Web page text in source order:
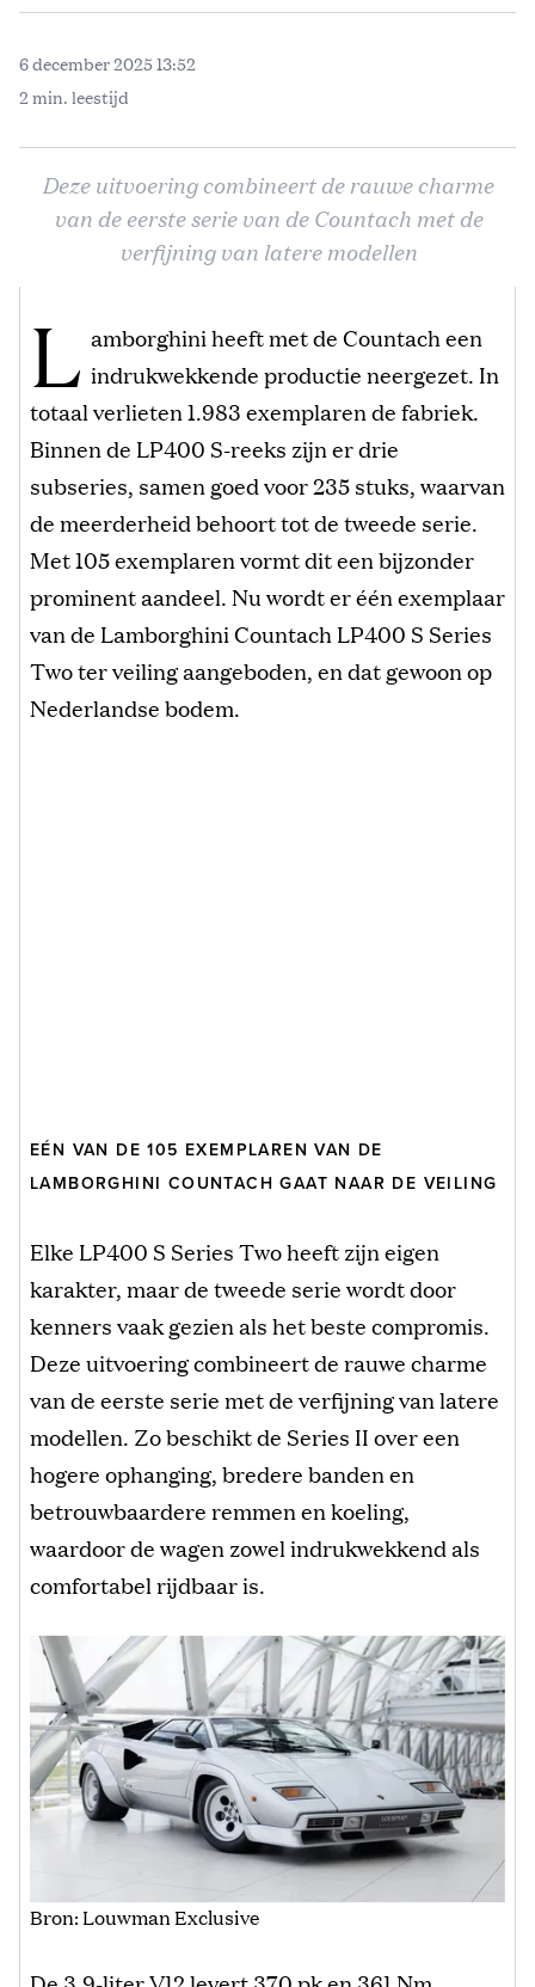
6 december 2025 13:52
2 min. leestijd
Deze uitvoering combineert de rauwe charme
van de eerste serie van de Countach met de
verfijning van latere modellen
L amborghini heeft met de Countach een
indrukwekkende productie neergezet. In
totaal verlieten 1.983 exemplaren de fabriek.
Binnen de LP400 S-reeks zijn er drie
subseries, samen goed voor 235 stuks, waarvan
de meerderheid behoort tot de tweede serie.
Met 105 exemplaren vormt dit een bijzonder
prominent aandeel. Nu wordt er één exemplaar
van de Lamborghini Countach LP400 S Series
Two ter veiling aangeboden, en dat gewoon op
Nederlandse bodem.
EÉN VAN DE 105 EXEMPLAREN VAN DE
LAMBORGHINI COUNTACH GAAT NAAR DE VEILING
Elke LP400 S Series Two heeft zijn eigen
karakter, maar de tweede serie wordt door
kenners vaak gezien als het beste compromis.
Deze uitvoering combineert de rauwe charme
van de eerste serie met de verfijning van latere
modellen. Zo beschikt de Series II over een
hogere ophanging, bredere banden en
betrouwbaardere remmen en koeling,
waardoor de wagen zowel indrukwekkend als
comfortabel rijdbaar is.
Bron: Louwman Exclusive